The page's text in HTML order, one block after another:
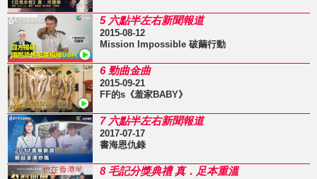
5 六點半左右新聞報道
2015-08-12
Mission Impossible 破繭行動
6 勁曲金曲
2015-09-21
FF的s《羞家BABY》
7 六點半左右新聞報道
2017-07-17
書海恩仇錄
8 毛記分獎典禮 真．足本重溫